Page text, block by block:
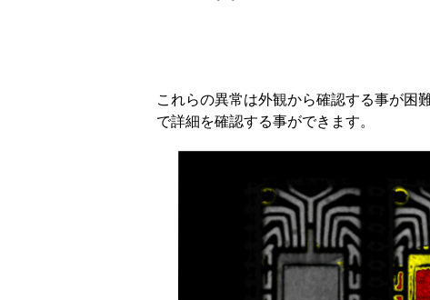
これらの異常は外観から確認する事が困
で詳細を確認する事ができます。